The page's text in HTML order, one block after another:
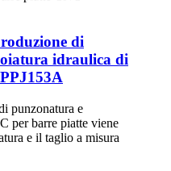
di
idraulica di
punzonatura e
per barre piatte viene
e il taglio a misura